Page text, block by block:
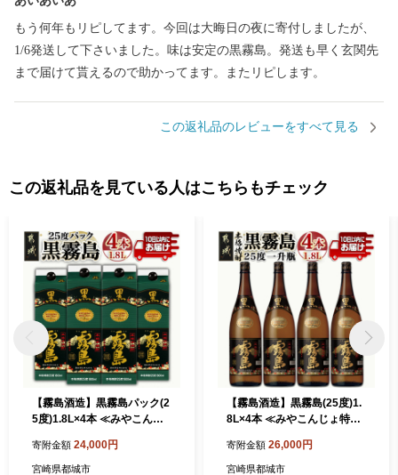
もう何年もリピしてます。今回は大晦日の夜に寄付しましたが、
1/6発送して下さいました。味は安定の黒霧島。発送も早く玄関先
まで届けて貰えるので助かってます。またリピします。
この返礼品のレビューをすべて見る
この返礼品を見ている人はこちらもチェック
【霧島酒造】黒霧島パック(2
5度)1.8L×4本 ≪みやこんじ
1800-4-Q
寄附金額 24,000円
宮崎県都城市
【霧島酒造】黒霧島(25度)1.
8L×4本 ≪みやこんじょ特急
Q
寄附金額 26,000円
宮崎県都城市